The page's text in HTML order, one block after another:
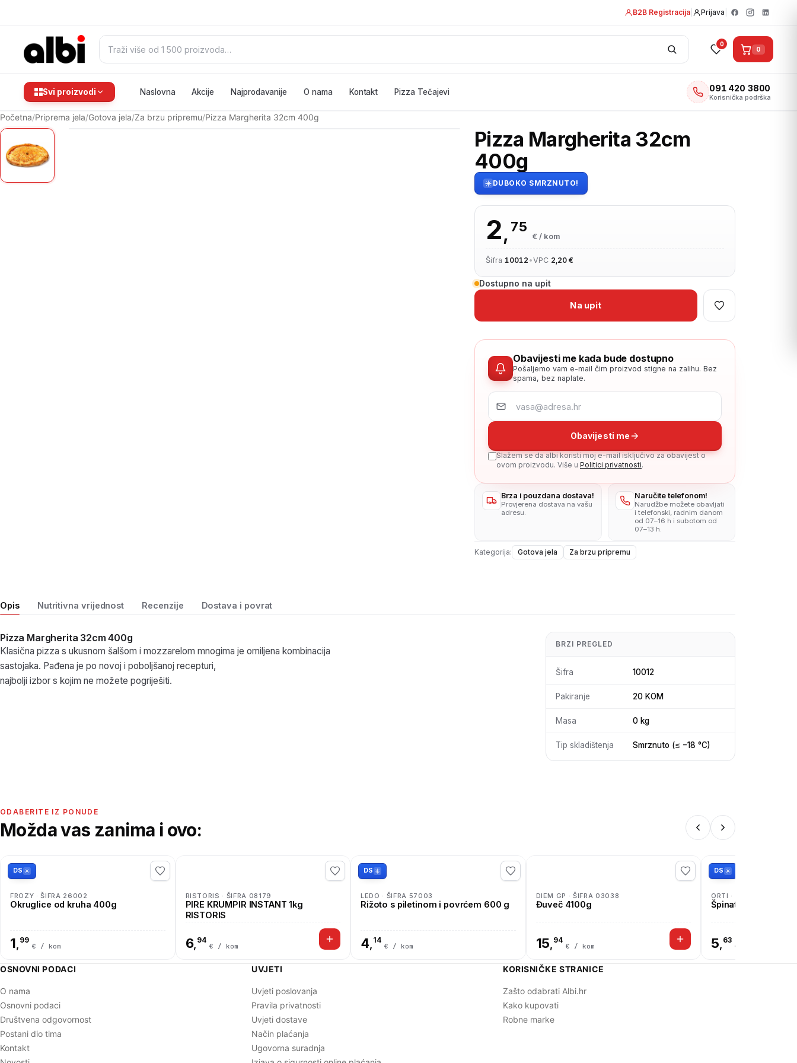
B2B Registracija Prijava
Pretraži: 0
0
Svi proizvodi Naslovna Akcije Najprodavanije O nama Kontakt Pizza Tečajevi 091 420 3800
Korisnička podrška
Početna/Priprema jela/Gotova jela/Za brzu pripremu/Pizza Margherita 32cm 400g
Pizza Margherita 32cm
400g
DUBOKO SMRZNUTO!
2, 75
€ / kom
Šifra 10012 •VPC 2,20 €
Dostupno na upit
Na upit
Obavijesti me kada bude dostupno
Pošaljemo vam e-mail čim proizvod stigne na zalihu. Bez
spama, bez naplate.
Obavijesti me
Slažem se da albi koristi moj e-mail isključivo za obavijest o
ovom proizvodu. Više u Politici privatnosti.
Brza i pouzdana dostava!
Provjerena dostava na vašu
adresu.
Naručite telefonom!
Narudžbe možete obavljati
i telefonski, radnim danom
od 07–16 h i subotom od
07–13 h.
Kategorija: Gotova jela Za brzu pripremu
Opis Nutritivna vrijednost Recenzije Dostava i povrat
Pizza Margherita 32cm 400g
Klasična pizza s ukusnom šalšom i mozzarelom mnogima je omiljena kombinacija
sastojaka. Pađena je po novoj i poboljšanoj recepturi,
najbolji izbor s kojim ne možete pogriješiti.
BRZI PREGLED
Šifra 10012
Pakiranje 20 KOM
Masa 0 kg
Tip skladištenja Smrznuto (≤ −18 °C)
ODABERITE IZ PONUDE
Možda vas zanima i ovo:
DS
FROZY · ŠIFRA 26002
Okruglice od kruha 400g
1, 99
€ / kom
RISTORIS · ŠIFRA 08179
PIRE KRUMPIR INSTANT 1kg
RISTORIS
6, 94
€ / kom
DS
LEDO · ŠIFRA 57003
Rižoto s piletinom i povrćem 600 g
4, 14
€ / kom
DIEM GP · ŠIFRA 03038
Đuveč 4100g
15, 94
€ / kom
DS
ORTI · ŠIFRA 14034
Špinat list briket
5, 63
€ / kom
OSNOVNI PODACI
O nama
Osnovni podaci
Društvena odgovornost
Postani dio tima
Kontakt
UVJETI
Uvjeti poslovanja
Pravila privatnosti
Uvjeti dostave
Način plaćanja
Ugovorna suradnja
KORISNIČKE STRANICE
Zašto odabrati Albi.hr
Kako kupovati
Robne marke